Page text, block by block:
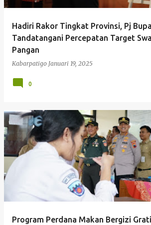
Hadiri Rakor Tingkat Provinsi, Pj
Tandatangani Percepatan Target
Pangan
Kabarpatigo Januari 19, 2025
0
Program Perdana Makan Bergizi